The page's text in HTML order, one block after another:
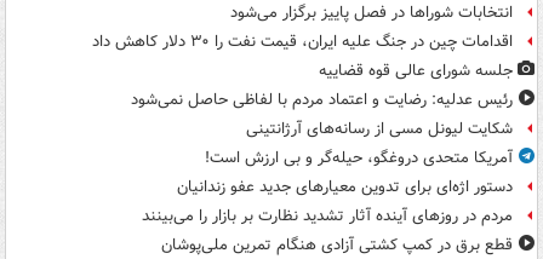
انتخابات شوراها در فصل پاییز برگزار می‌شود
اقدامات چین در جنگ علیه ایران، قیمت نفت را ۳۰ دلار کاهش داد
جلسه شورای عالی قوه قضاییه
رئیس عدلیه: رضایت و اعتماد مردم با لفاظی حاصل نمی‌شود
شکایت لیونل مسی از رسانه‌های آرژانتینی
آمریکا متحدی دروغگو، حیله‌گر و بی ارزش است!
دستور اژه‌ای برای تدوین معیارهای جدید عفو زندانیان
مردم در روزهای آینده آثار تشدید نظارت بر بازار را می‌بینند
قطع برق در کمپ کشتی آزادی هنگام تمرین ملی‌پوشان